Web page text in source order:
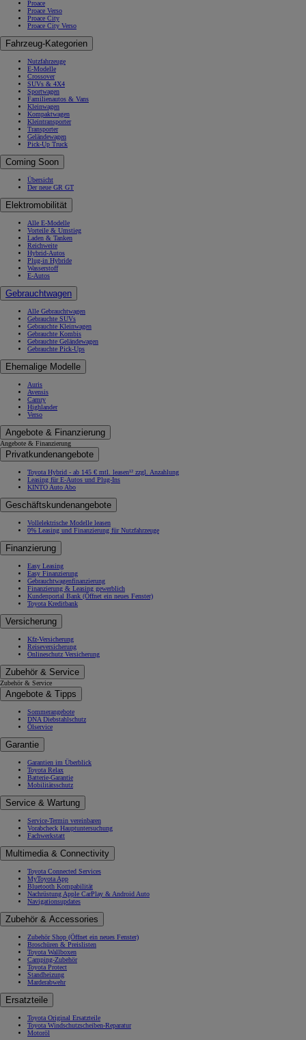
Proace
Proace Verso
Proace City
Proace City Verso
Fahrzeug-Kategorien
Nutzfahrzeuge
E-Modelle
Crossover
SUVs & 4X4
Sportwagen
Familienautos & Vans
Kleinwagen
Kompaktwagen
Kleintransporter
Transporter
Geländewagen
Pick-Up Truck
Coming Soon
Übersicht
Der neue GR GT
Elektromobilität
Alle E-Modelle
Vorteile & Umstieg
Laden & Tanken
Reichweite
Hybrid-Autos
Plug-in Hybride
Wasserstoff
E-Autos
Gebrauchtwagen
Alle Gebrauchtwagen
Gebrauchte SUVs
Gebrauchte Kleinwagen
Gebrauchte Kombis
Gebrauchte Geländewagen
Gebrauchte Pick-Ups
Ehemalige Modelle
Auris
Avensis
Camry
Highlander
Verso
Angebote & Finanzierung
Angebote & Finanzierung
Privatkundenangebote
Toyota Hybrid - ab 145 € mtl. leasen¹² zzgl. Anzahlung
Leasing für E-Autos und Plug-Ins
KINTO Auto Abo
Geschäftskundenangebote
Vollelektrische Modelle leasen
0% Leasing und Finanzierung für Nutzfahrzeuge
Finanzierung
Easy Leasing
Easy Finanzierung
Gebrauchtwagenfinanzierung
Finanzierung & Leasing gewerblich
Kundenportal Bank (Öffnet ein neues Fenster)
Toyota Kreditbank
Versicherung
Kfz-Versicherung
Reiseversicherung
Onlineschutz Versicherung
Zubehör & Service
Zubehör & Service
Angebote & Tipps
Sommerangebote
DNA Diebstahlschutz
Ölservice
Garantie
Garantien im Überblick
Toyota Relax
Batterie-Garantie
Mobilitätsschutz
Service & Wartung
Service-Termin vereinbaren
Vorabcheck Hauptuntersuchung
Fachwerkstatt
Multimedia & Connectivity
Toyota Connected Services
MyToyota App
Bluetooth Kompabilität
Nachrüstung Apple CarPlay & Android Auto
Navigationsupdates
Zubehör & Accessories
Zubehör Shop (Öffnet ein neues Fenster)
Broschüren & Preislisten
Toyota Wallboxen
Camping-Zubehör
Toyota Protect
Standheizung
Marderabwehr
Ersatzteile
Toyota Original Ersatzteile
Toyota Windschutzscheiben-Reparatur
Motoröl